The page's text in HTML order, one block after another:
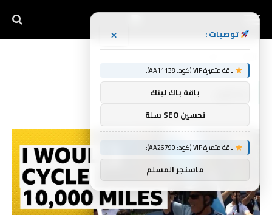
توصيات : ×
باقة متميزة VIP (كود: AA11138):
باقة باك لينك
تحسين SEO سلة
باقة متميزة VIP (كود: AA26790):
ماسنجر المسلم